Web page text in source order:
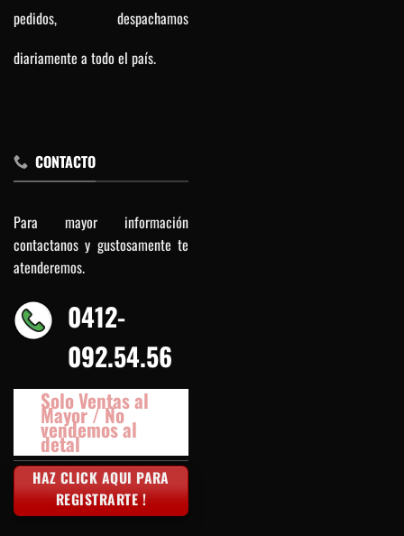
pedidos, despachamos
diariamente a todo el país.
CONTACTO
Para mayor información
contactanos y gustosamente te
atenderemos.
0412-
092.54.56
Solo Ventas al
Mayor / No
vendemos al
detal
HAZ CLICK AQUI PARA
REGISTRARTE !